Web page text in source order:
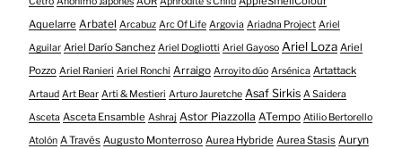
Aquelarre Arbatel Arcabuz Arc Of Life Argovia Ariadna Project Ariel
Aguilar Ariel Darío Sanchez Ariel Dogliotti Ariel Gayoso Ariel Loza Ariel
Pozzo Ariel Ranieri Ariel Ronchi Arraigo Arroyito dúo Arsénica Artattack
Artaud Art Bear Arti & Mestieri Arturo Jauretche Asaf Sirkis A Saidera
Asceta Asceta Ensamble Ashraj Astor Piazzolla ATempo Atilio Bertorello
Atolón A Través Augusto Monterroso Aurea Hybride Aurea Stasis Auryn